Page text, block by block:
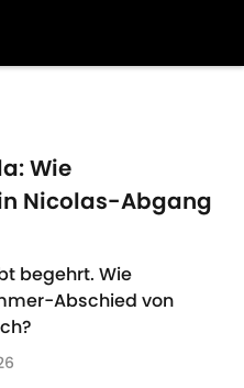
Wie
Nicolas-Abgang
begehrt. Wie
Abschied von